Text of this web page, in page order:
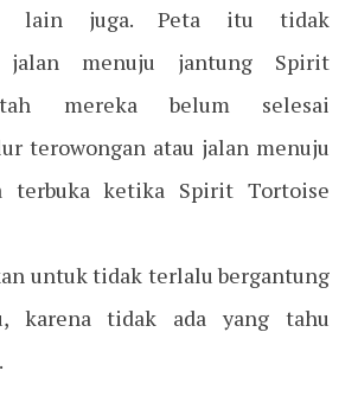
lain juga. Peta itu tidak
jalan menuju jantung Spirit
mereka belum selesai
terowongan atau jalan menuju
terbuka ketika Spirit Tortoise
untuk tidak terlalu bergantung
karena tidak ada yang tahu